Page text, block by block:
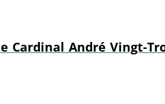
Cardinal André Vingt-